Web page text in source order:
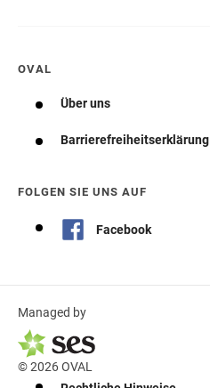
OVAL
Über uns
Barrierefreiheitserklärung
FOLGEN SIE UNS AUF
Facebook
Managed by
© 2026 OVAL